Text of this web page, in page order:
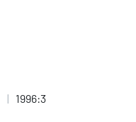
| 1996:3